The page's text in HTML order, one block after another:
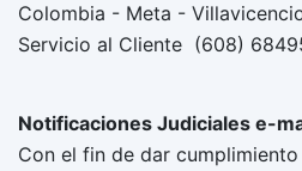
Colombia - Meta -
Servicio al Cliente (608)
Notificaciones Judiciales e-
Con el fin de dar